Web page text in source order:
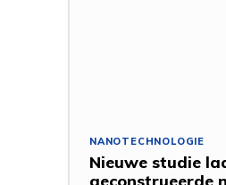
NANOTECHNOLOGIE
Nieuwe studie
geconstrueerde